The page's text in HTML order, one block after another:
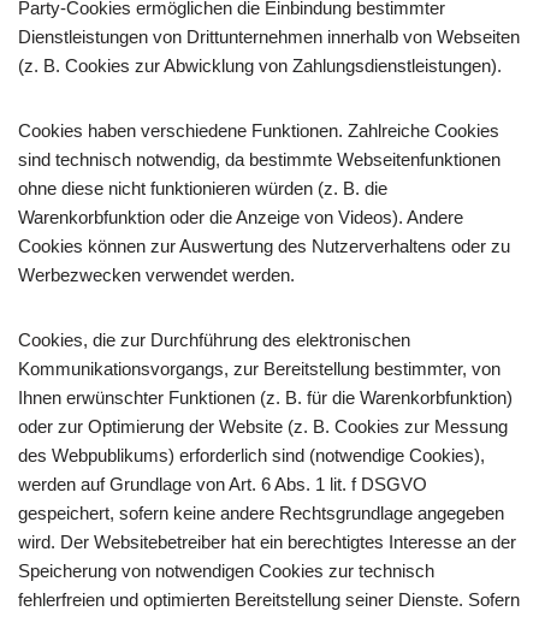
Party-Cookies ermöglichen die Einbindung bestimmter
Dienstleistungen von Drittunternehmen innerhalb von Webseiten
(z. B. Cookies zur Abwicklung von Zahlungsdienstleistungen).
Cookies haben verschiedene Funktionen. Zahlreiche Cookies
sind technisch notwendig, da bestimmte Webseitenfunktionen
ohne diese nicht funktionieren würden (z. B. die
Warenkorbfunktion oder die Anzeige von Videos). Andere
Cookies können zur Auswertung des Nutzerverhaltens oder zu
Werbezwecken verwendet werden.
Cookies, die zur Durchführung des elektronischen
Kommunikationsvorgangs, zur Bereitstellung bestimmter, von
Ihnen erwünschter Funktionen (z. B. für die Warenkorbfunktion)
oder zur Optimierung der Website (z. B. Cookies zur Messung
des Webpublikums) erforderlich sind (notwendige Cookies),
werden auf Grundlage von Art. 6 Abs. 1 lit. f DSGVO
gespeichert, sofern keine andere Rechtsgrundlage angegeben
wird. Der Websitebetreiber hat ein berechtigtes Interesse an der
Speicherung von notwendigen Cookies zur technisch
fehlerfreien und optimierten Bereitstellung seiner Dienste. Sofern